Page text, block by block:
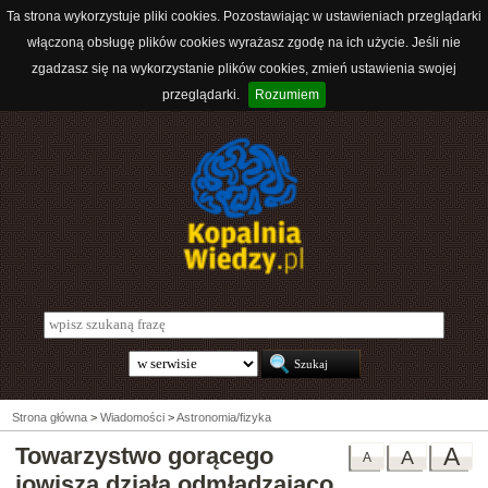
Ta strona wykorzystuje pliki cookies. Pozostawiając w ustawieniach przeglądarki
włączoną obsługę plików cookies wyrażasz zgodę na ich użycie. Jeśli nie
zgadzasz się na wykorzystanie plików cookies, zmień ustawienia swojej
przeglądarki.
Rozumiem
Strona główna > Wiadomości >Astronomia/fizyka
A
A
A
Towarzystwo gorącego